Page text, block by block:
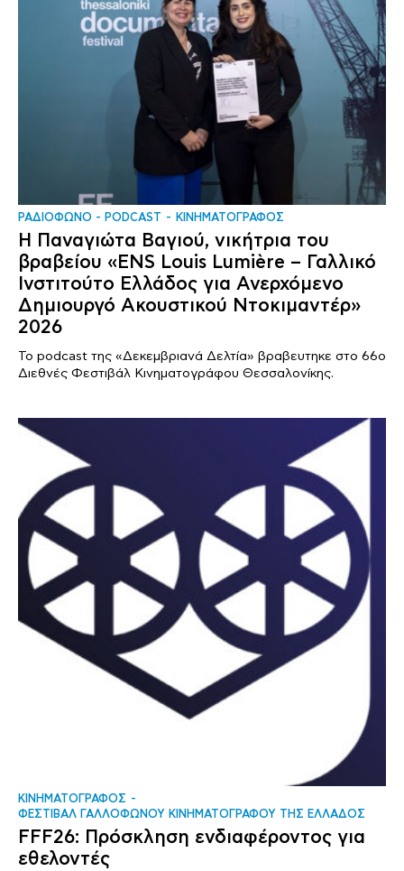
ΡΑΔΙΟΦΩΝΟ - PODCAST ΚΙΝΗΜΑΤΟΓΡΑΦΟΣ
Η Παναγιώτα Βαγιού, νικήτρια του
βραβείου «ENS Louis Lumière – Γαλλικό
Ινστιτούτο Ελλάδος για Ανερχόμενο
Δημιουργό Ακουστικού Ντοκιμαντέρ»
2026
Το podcast της «Δεκεμβριανά Δελτία» βραβευτηκε στο 66ο
Διεθνές Φεστιβάλ Κινηματογράφου Θεσσαλονίκης.
ΚΙΝΗΜΑΤΟΓΡΑΦΟΣ
ΦΕΣΤΙΒΑΛ ΓΑΛΛΟΦΩΝΟΥ ΚΙΝΗΜΑΤΟΓΡΑΦΟΥ ΤΗΣ ΕΛΛΑΔΟΣ
FFF26: Πρόσκληση ενδιαφέροντος για
εθελοντές